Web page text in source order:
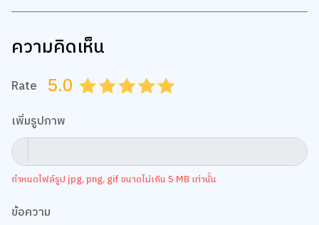
ความคิดเห็น
Rate 5.0 4.5
4.0
3.5
3.0
2.5
2.0
1.5
1.0
0.5
เพิ่มรูปภาพ
กำหนดไฟล์รูป jpg, png, gif ขนาดไม่เกิน 5 MB เท่านั้น
ข้อความ